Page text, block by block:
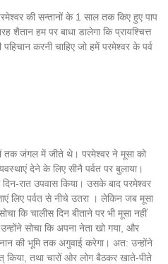
की सन्तानों के 1 साल तक किए हुए पाप
शैतान हम पर बाधा डालेगा कि प्रायश्चित्त
करनी चाहिए जो हमें परमेश्वर के पर्व
तक जंगल में जीते थे। परमेश्वर ने मूसा को
देने के लिए सीनै पर्वत पर बुलाया।
रात उपवास किया। उसके बाद परमेश्वर
लिए पर्वत से नीचे उतरा । लेकिन जब मूसा
कि चालीस दिन बीताने पर भी मूसा नहीं
सोचा कि अपना नेता खो गया, और
की भूमि तक अगुवाई करेगा। अत: उन्होंने
तथा चारों ओर लोग बैठकर खाते-पीते